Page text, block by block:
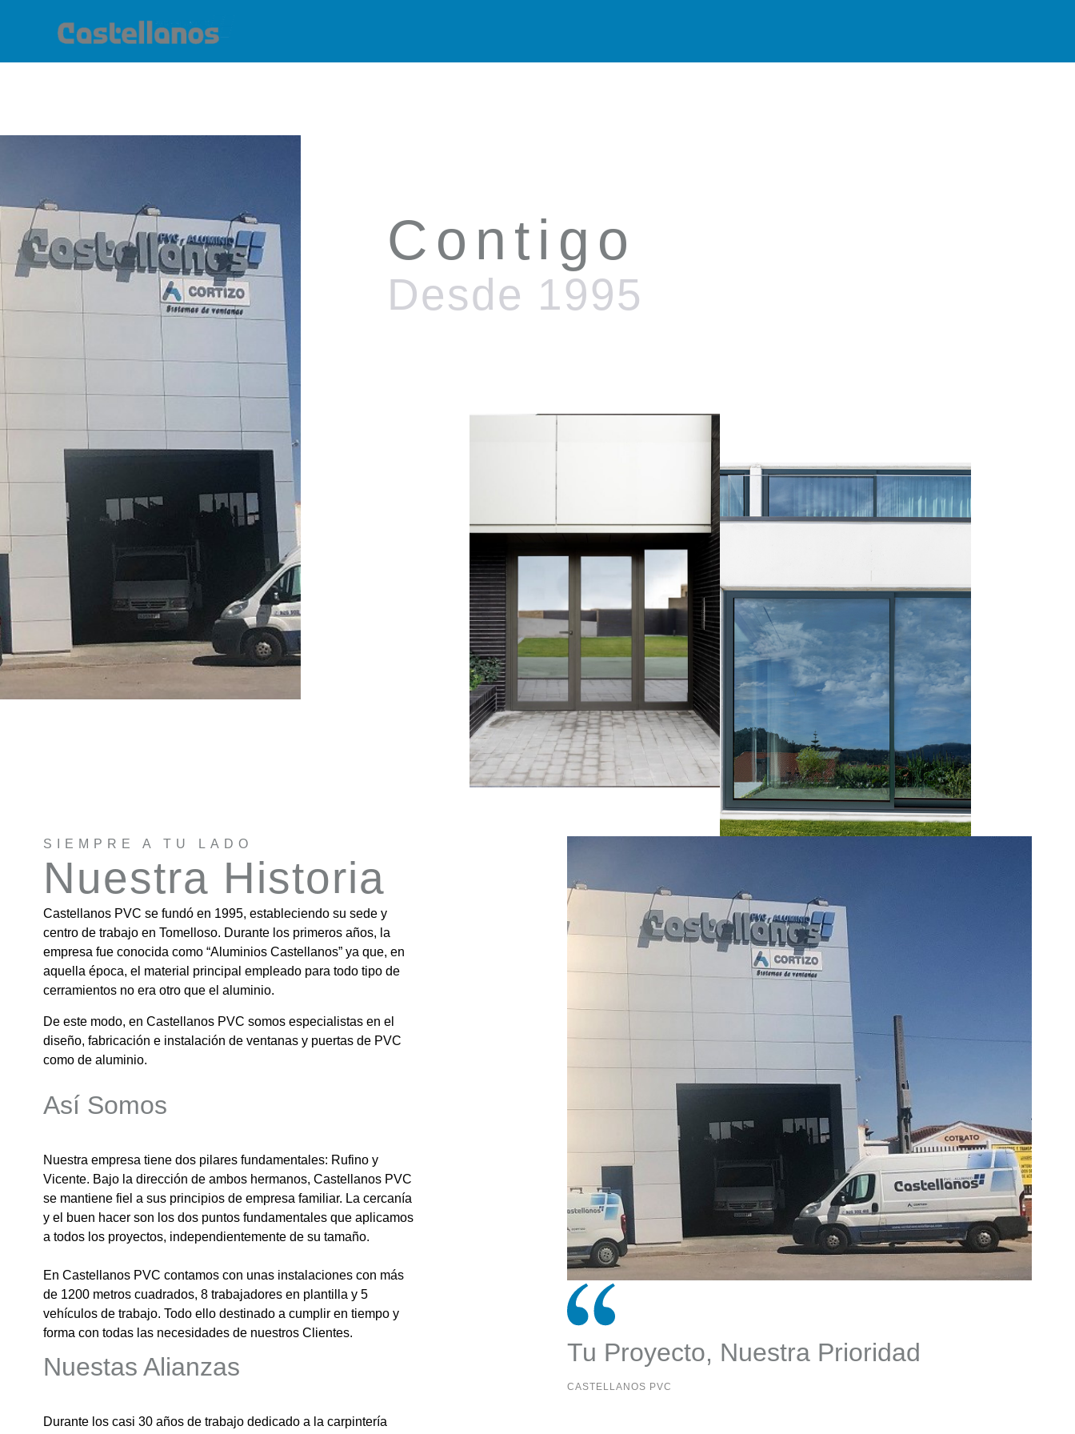
Contigo
Desde 1995
SIEMPRE A TU LADO
Nuestra Historia
Castellanos PVC se fundó en 1995, estableciendo su sede y
centro de trabajo en Tomelloso. Durante los primeros años, la
empresa fue conocida como “Aluminios Castellanos” ya que, en
aquella época, el material principal empleado para todo tipo de
cerramientos no era otro que el aluminio.
De este modo, en Castellanos PVC somos especialistas en el
diseño, fabricación e instalación de ventanas y puertas de PVC
como de aluminio.
Así Somos
Nuestra empresa tiene dos pilares fundamentales: Rufino y
Vicente. Bajo la dirección de ambos hermanos, Castellanos PVC
se mantiene fiel a sus principios de empresa familiar. La cercanía
y el buen hacer son los dos puntos fundamentales que aplicamos
a todos los proyectos, independientemente de su tamaño.
En Castellanos PVC contamos con unas instalaciones con más
de 1200 metros cuadrados, 8 trabajadores en plantilla y 5
vehículos de trabajo. Todo ello destinado a cumplir en tiempo y
forma con todas las necesidades de nuestros Clientes.
Nuestas Alianzas
Durante los casi 30 años de trabajo dedicado a la carpintería
Tu Proyecto, Nuestra Prioridad
CASTELLANOS PVC